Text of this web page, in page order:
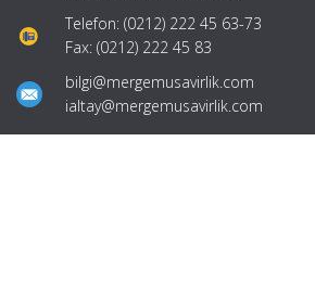
Telefon: (0212) 222 45 63-73
Fax: (0212) 222 45 83
bilgi@mergemusavirlik.com
ialtay@mergemusavirlik.com